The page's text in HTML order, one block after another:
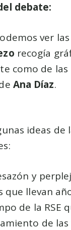
debate:
ver
recogía
como de las
Ana Díaz.
ideas de
y
que llevan
de la RSE
de